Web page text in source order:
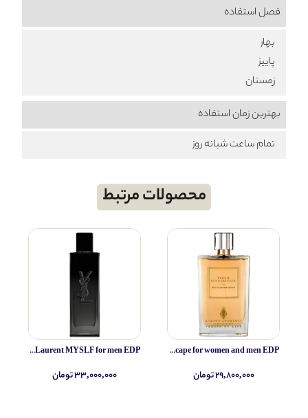
فصل استفاده
بهار
پاییز
زمستان
بهترین زمان استفاده
تمام ساعت شبانه روز
محصولات مرتبط
Simone Andreoli Tulum Junglescape for women and men EDP
۲۹,۸۰۰,۰۰۰ تومان
Yves Saint Laurent MYSLF for men EDP
۳۳,۰۰۰,۰۰۰ تومان